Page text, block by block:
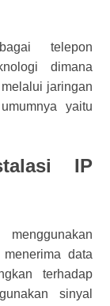
telepon
dimana
jaringan
yaitu
IP
data
terhadap
sinyal